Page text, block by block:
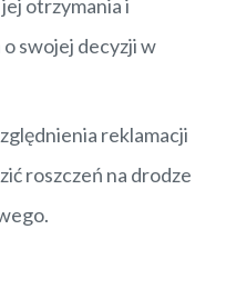
otrzymania i
swojej decyzji w
reklamacji
roszczeń na drodze